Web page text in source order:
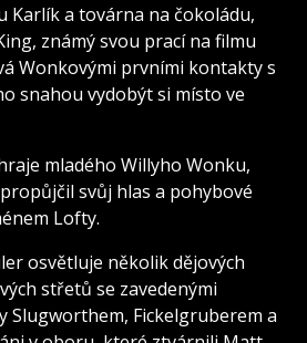
Karlík a továrna na čokoládu,
známý svou prací na filmu
Wonkovými prvními kontakty s
snahou vydobýt si místo ve
mladého Willyho Wonku,
svůj hlas a pohybové
Lofty.
osvětluje několik dějových
střetů se zavedenými
Slugworthem, Fickelgruberem a